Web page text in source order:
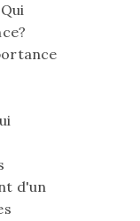
d'un